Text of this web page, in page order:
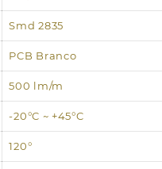
Smd 2835
PCB Branco
500 lm/m
-20°C ~ +45°C
120°